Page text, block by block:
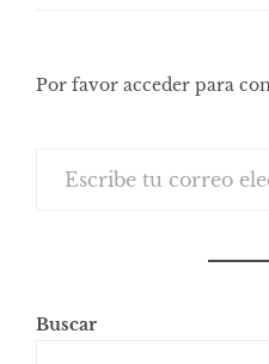
Por favor acceder para
Buscar